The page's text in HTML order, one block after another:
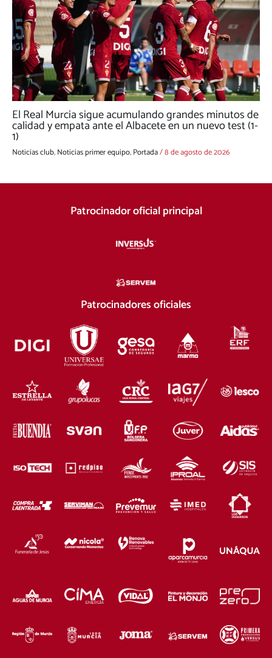
El Real Murcia sigue acumulando grandes minutos de
calidad y empata ante el Albacete en un nuevo test (1-
1)
Noticias club,Noticias primer equipo,Portada/8 de agosto de 2026
Patrocinador oficial principal
Patrocinadores oficiales